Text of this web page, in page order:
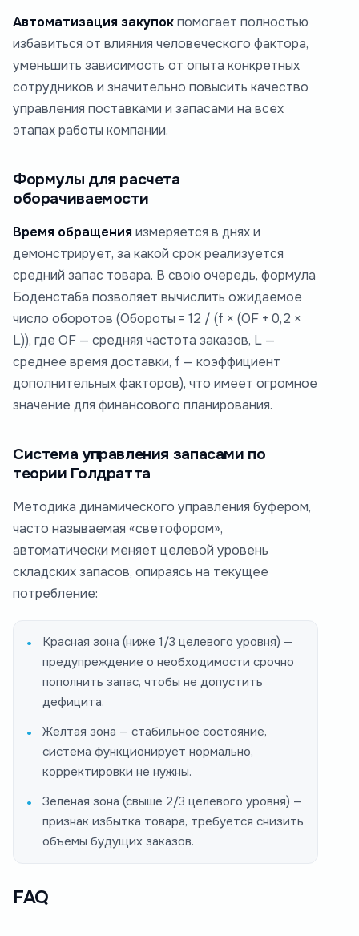
Автоматизация закупокпомогает полностью
избавиться от влияния человеческого фактора,
уменьшить зависимость от опыта конкретных
сотрудников и значительно повысить качество
управления поставками и запасами на всех
этапах работы компании.
Формулы для расчета
оборачиваемости
Время обращения измеряется в днях и
демонстрирует, за какой срок реализуется
средний запас товара. В свою очередь, формула
Боденстаба позволяет вычислить ожидаемое
число оборотов (Обороты = 12 / (f × (OF + 0,2 ×
L)), где OF — средняя частота заказов, L —
среднее время доставки, f — коэффициент
дополнительных факторов), что имеет огромное
значение для финансового планирования.
Система управления запасами по
теории Голдратта
Методика динамического управления буфером,
часто называемая «светофором»,
автоматически меняет целевой уровень
складских запасов, опираясь на текущее
потребление:
Красная зона (ниже 1/3 целевого уровня) —
предупреждение о необходимости срочно
пополнить запас, чтобы не допустить
дефицита.
Желтая зона — стабильное состояние,
система функционирует нормально,
корректировки не нужны.
Зеленая зона (свыше 2/3 целевого уровня) —
признак избытка товара, требуется снизить
объемы будущих заказов.
FAQ